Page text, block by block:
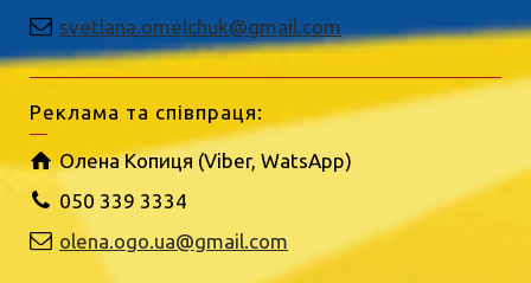
svetlana.omelchuk@gmail.com
Реклама та співпраця:
Олена Копиця (Viber, WatsApp)
050 339 3334
olena.ogo.ua@gmail.com